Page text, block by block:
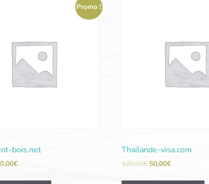
Promo !
bois.net
€
Thailande-visa.com
120,00€ 50,00€